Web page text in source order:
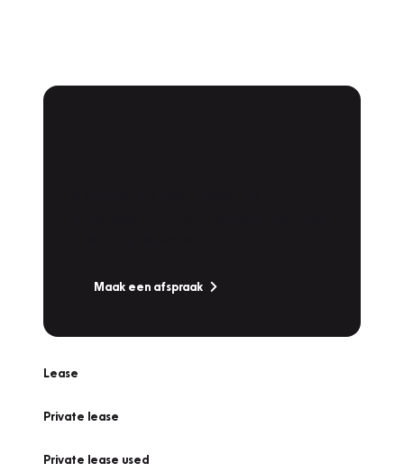
Maak een afspraak
Lease
Private lease
Private lease used